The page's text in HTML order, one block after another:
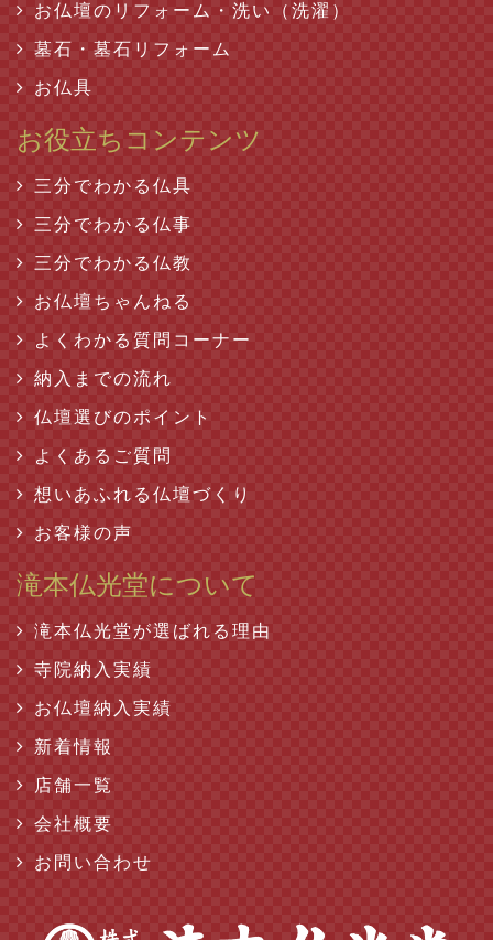
お仏壇のリフォーム・洗い（洗濯）
墓石・墓石リフォーム
お仏具
お役立ちコンテンツ
三分でわかる仏具
三分でわかる仏事
三分でわかる仏教
お仏壇ちゃんねる
よくわかる質問コーナー
納入までの流れ
仏壇選びのポイント
よくあるご質問
想いあふれる仏壇づくり
お客様の声
滝本仏光堂について
滝本仏光堂が選ばれる理由
寺院納入実績
お仏壇納入実績
新着情報
店舗一覧
会社概要
お問い合わせ